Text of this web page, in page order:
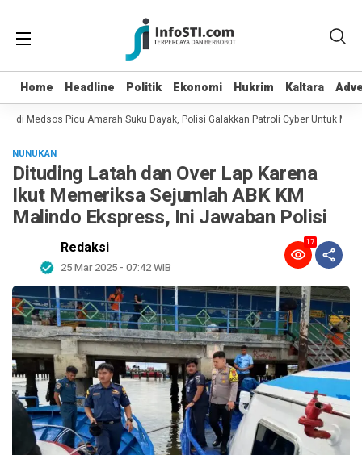
Home Headline Politik Ekonomi Hukrim Kaltara
Home Headline Politik Ekonomi Hukrim Kaltara
di Medsos Picu Amarah Suku Dayak, Polisi Galakkan Patroli Cyber Untuk
NUNUKAN
Dituding Latah dan Over Lap Karena
Ikut Memeriksa Sejumlah ABK KM
Malindo Ekspress, Ini Jawaban Polisi
Redaksi
25 Mar 2025 - 07:42 WIB
17